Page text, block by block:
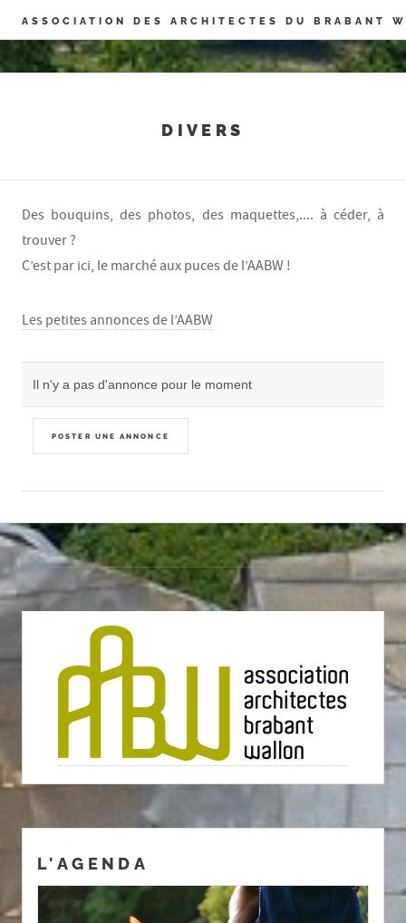
Panneau de gestion des cookies
ASSOCIATION DES ARCHITECTES DU BRABANT
DIVERS
Des bouquins, des photos, des maquettes,.... à céder, à
trouver ?
C’est par ici, le marché aux puces de l’AABW !
Les petites annonces de l’AABW
Il n'y a pas d'annonce pour le moment
POSTER UNE ANNONCE
L'AGENDA